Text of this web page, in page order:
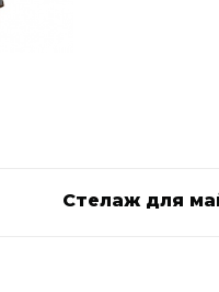
Стелаж для